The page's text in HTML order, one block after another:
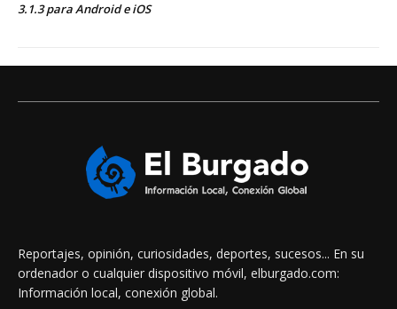
3.1.3 para Android e iOS
Reportajes, opinión, curiosidades, deportes, sucesos... En su
ordenador o cualquier dispositivo móvil, elburgado.com:
Información local, conexión global.